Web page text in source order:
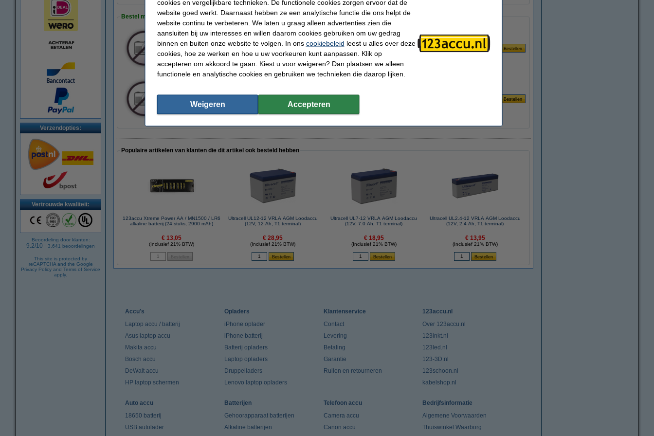
Verzendopties:
Vertrouwde kwaliteit:
Beoordeling door klanten:
9.2/10 - 3.641 beoordelingen
This site is protected by
reCAPTCHA and the Google
Privacy Policy and Terms of Service
apply.
Bestel meer accu's!
Bestel 2 accu's
€ 94,50
Bestel 4 accu's
€ 179,50
Populaire artikelen van klanten die dit artikel ook besteld hebben
123accu Xtreme Power AA / MN1500 / LR6
alkaline batterij (24 stuks, 2900 mAh)
€ 13,05
(Inclusief 21% BTW)
Ultracell UL12-12 VRLA AGM Loodaccu
(12V, 12 Ah, T1 terminal)
€ 28,95
(Inclusief 21% BTW)
Ultracell UL7-12 VRLA AGM Loodaccu
(12V, 7.0 Ah, T1 terminal)
€ 18,95
(Inclusief 21% BTW)
Ultracell UL2.4-12 VRLA AGM Loodaccu
(12V, 2.4 Ah, T1 terminal)
€ 13,95
(Inclusief 21% BTW)
Accu's
Laptop accu / batterij
Asus laptop accu
Makita accu
Bosch accu
DeWalt accu
HP laptop schermen
Opladers
iPhone oplader
iPhone batterij
Batterij opladers
Laptop opladers
Druppelladers
Lenovo laptop opladers
Klantenservice
Contact
Levering
Betaling
Garantie
Ruilen en retourneren
123accu.nl
Over 123accu.nl
123inkt.nl
123led.nl
123-3D.nl
123schoon.nl
kabelshop.nl
Auto accu
18650 batterij
USB autolader
Batterijen
Gehoorapparaat batterijen
Alkaline batterijen
Telefoon accu
Camera accu
Canon accu
Bedrijfsinformatie
Algemene Voorwaarden
Thuiswinkel Waarborg
cookies en vergelijkbare technieken. De functionele cookies zorgen ervoor dat de
website goed werkt. Daarnaast hebben ze een analytische functie die ons helpt de
website continu te verbeteren. We laten u graag alleen advertenties zien die
aansluiten bij uw interesses en willen daarom cookies gebruiken om uw gedrag
binnen en buiten onze website te volgen. In ons cookiebeleid leest u alles over deze
cookies, hoe ze werken en hoe u uw voorkeuren kunt aanpassen. Klik op
accepteren om akkoord te gaan. Kiest u voor weigeren? Dan plaatsen we alleen
functionele en analytische cookies en gebruiken we technieken die daarop lijken.
Weigeren Accepteren